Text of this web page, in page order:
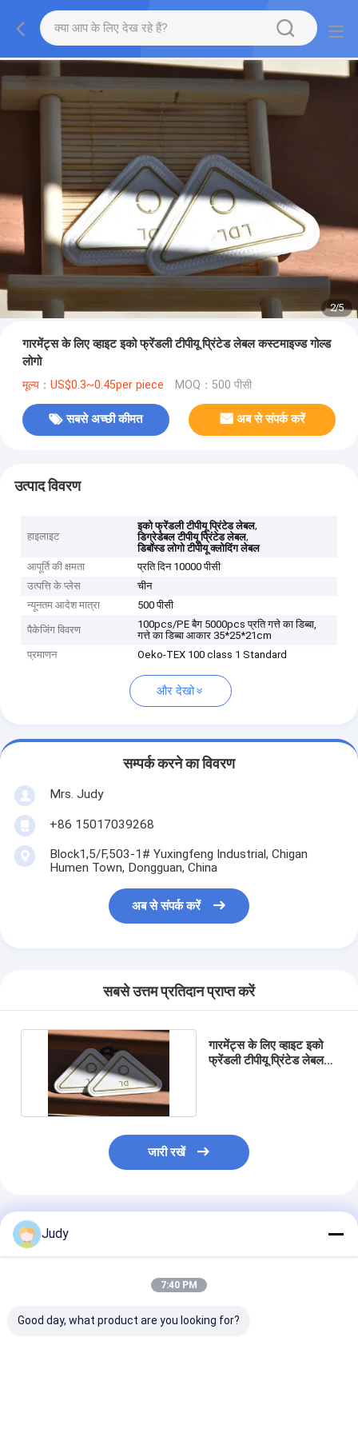
2/5
गारमेंट्स के लिए व्हाइट इको फ्रेंडली टीपीयू प्रिंटेड लेबल कस्टमाइज्ड गोल्ड
लोगो
मूल्य：US$0.3~0.45per piece MOQ：500 पीसी
सबसे अच्छी कीमत अब से संपर्क करें
उत्पाद विवरण
हाइलाइट
इको फ्रेंडली टीपीयू प्रिंटेड लेबल,
डिग्रेडेबल टीपीयू प्रिंटेड लेबल,
डिबॉस्ड लोगो टीपीयू क्लोदिंग लेबल
आपूर्ति की क्षमता
प्रति दिन 10000 पीसी
उत्पत्ति के प्लेस
चीन
न्यूनतम आदेश मात्रा
500 पीसी
पैकेजिंग विवरण
100pcs/PE बैग 5000pcs प्रति गत्ते का डिब्बा,
गत्ते का डिब्बा आकार 35*25*21cm
प्रमाणन
Oeko-TEX 100 class 1 Standard
और देखो
सम्पर्क करने का विवरण
Mrs. Judy
+86 15017039268
Block1,5/F,503-1# Yuxingfeng Industrial, Chigan
Humen Town, Dongguan, China
अब से संपर्क करें
सबसे उत्तम प्रतिदान प्राप्त करें
गारमेंट्स के लिए व्हाइट इको
फ्रेंडली टीपीयू प्रिंटेड लेबल
जारी रखें
अनुशंसित उत्पाद
Judy
7:40 PM
Good day, what product are you looking for?